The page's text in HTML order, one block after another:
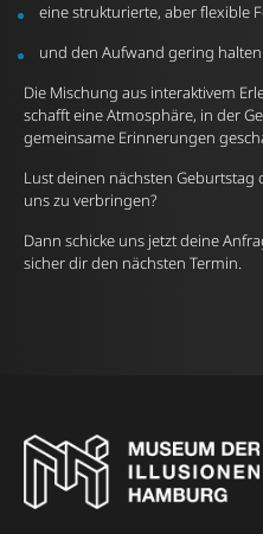
eine strukturierte, aber flexible
und den Aufwand gering
Die Mischung aus interaktivem
schafft eine Atmosphäre, in der
gemeinsame Erinnerungen
Lust deinen nächsten Geburtstag
uns zu verbringen?
Dann schicke uns jetzt deine
sicher dir den nächsten Termin.